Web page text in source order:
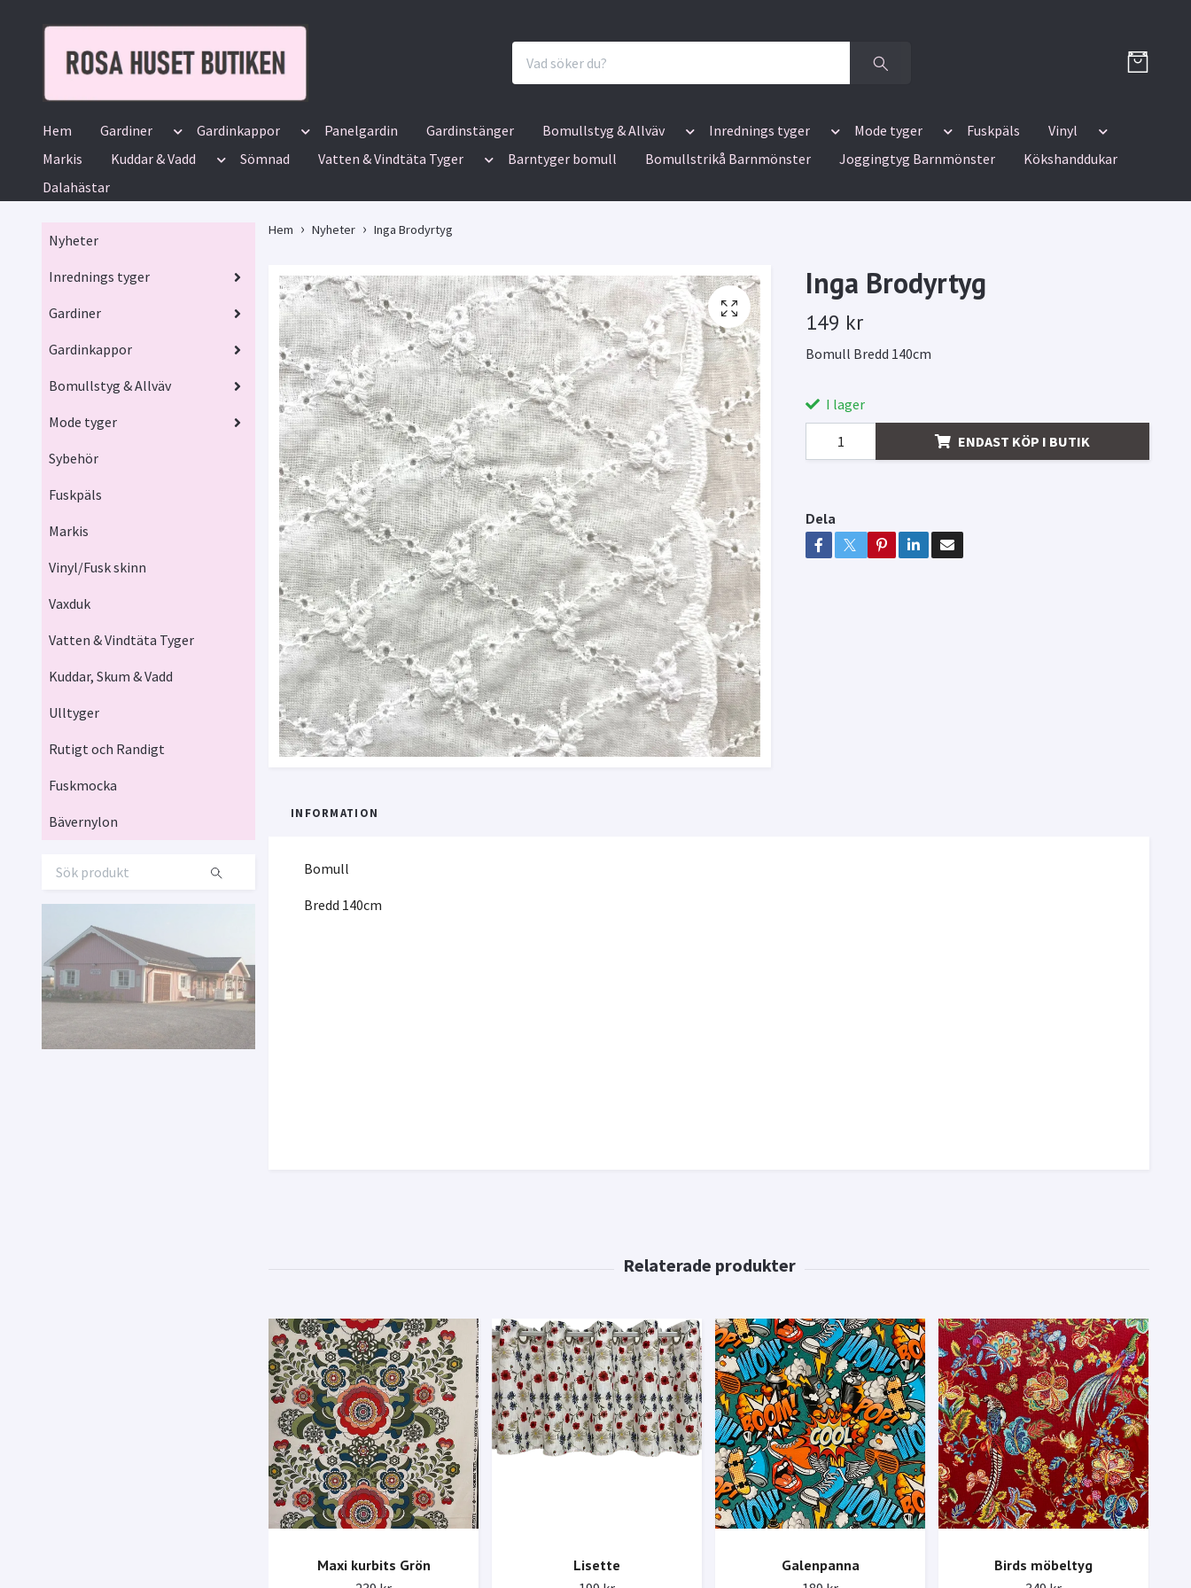
Hem Gardiner Gardinkappor Panelgardin Gardinstänger Bomullstyg & Allväv Inrednings tyger Mode tyger Fuskpäls
Vinyl
Markis
Kuddar & Vadd Sömnad Vatten & Vindtäta Tyger Barntyger bomull Bomullstrikå Barnmönster Joggingtyg Barnmönster
Kökshanddukar
Dalahästar
Nyheter
Inrednings tyger
Gardiner
Gardinkappor
Bomullstyg & Allväv
Mode tyger
Sybehör
Fuskpäls
Markis
Vinyl/Fusk skinn
Vaxduk
Vatten & Vindtäta Tyger
Kuddar, Skum & Vadd
Ulltyger
Rutigt och Randigt
Fuskmocka
Bävernylon
Hem Nyheter Inga Brodyrtyg
Inga Brodyrtyg
149 kr
Bomull Bredd 140cm
I lager
ENDAST KÖP I BUTIK
Dela
INFORMATION
Bomull
Bredd 140cm
Maxi kurbits Grön
Lisette
Galenpanna
Birds möbeltyg